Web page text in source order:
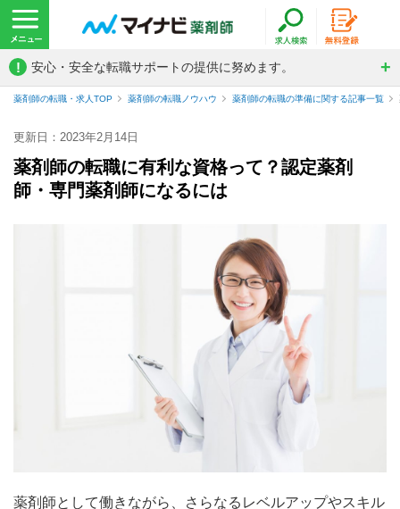
! 安心・安全な転職サポートの提供に努めます。
薬剤師の転職・求人TOP 薬剤師の転職ノウハウ 薬剤師の転職の準備に関する記事一覧
更新日：2023年2月14日
薬剤師の転職に有利な資格って？認定薬剤
師・専門薬剤師になるには
薬剤師として働きながら、さらなるレベルアップやスキル